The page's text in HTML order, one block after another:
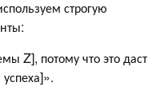
строгую
Z], потому что это даст